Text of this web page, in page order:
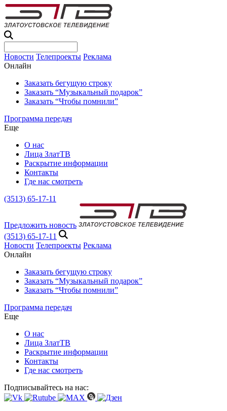
Новости Телепроекты Реклама
Онлайн
Заказать бегущую строку
Заказать “Музыкальный подарок”
Заказать “Чтобы помнили”
Программа передач
Еще
О нас
Лица ЗлатТВ
Раскрытие информации
Контакты
Где нас смотреть
(3513) 65-17-11
Предложить новость
(3513) 65-17-11
Новости Телепроекты Реклама
Онлайн
Заказать бегущую строку
Заказать “Музыкальный подарок”
Заказать “Чтобы помнили”
Программа передач
Еще
О нас
Лица ЗлатТВ
Раскрытие информации
Контакты
Где нас смотреть
Подписывайтесь на нас: